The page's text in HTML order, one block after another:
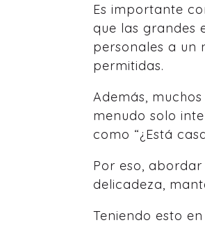
Es importante
que las grandes
personales a un
permitidas.
Además,
menudo solo
como “¿Está
Por eso,
delicadeza,
Teniendo esto